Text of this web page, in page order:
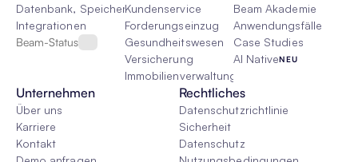
Datenbank, Speicher & Rag
Integrationen
Beam-Status
Kundenservice
Forderungseinzug
Gesundheitswesen
Versicherung
Immobilienverwaltung
Beam Akademie
Anwendungsfälle
Case Studies
AI NativeNEU
Unternehmen
Über uns
Karriere
Kontakt
Rechtliches
Datenschutzrichtlinie
Sicherheit
Datenschutz